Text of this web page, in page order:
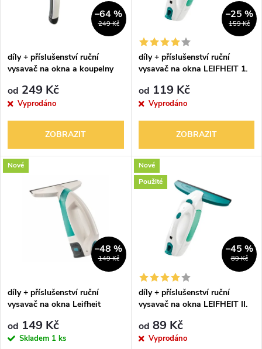
p
r
o
d
s
p
r
d
ů
249 Kč
–64 %
díly + příslušenství ruční
vysavač na okna a koupelny
od 249 Kč
Vyprodáno
ZOBRAZIT
159 Kč
–25 %
díly + příslušenství ruční
vysavač na okna LEIFHEIT 1.
od 119 Kč
Vyprodáno
ZOBRAZIT
Nové
149 Kč
–48 %
díly + příslušenství ruční
vysavač na okna Leifheit
od 149 Kč
Skladem 1 ks
Nové
Použité
89 Kč
–45 %
díly + příslušenství ruční
vysavač na okna LEIFHEIT II.
od 89 Kč
Vyprodáno